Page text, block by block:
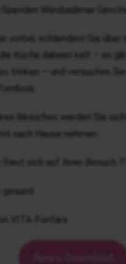
Wiesbadener
vorbei, schlendern Sie über
die Küche daheim kalt – es
trinken – und versuchen Sie
Besuches werden Sie
nach Hause nehmen.
freut sich auf Ihren Besuch
VITA-Fonfara